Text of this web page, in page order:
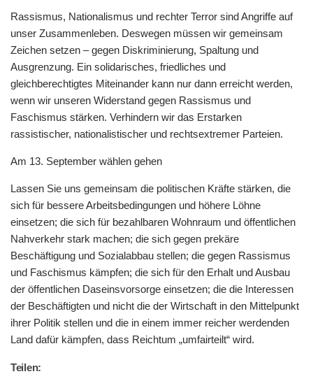
Rassismus, Nationalismus und rechter Terror sind Angriffe auf
unser Zusammenleben. Deswegen müssen wir gemeinsam
Zeichen setzen – gegen Diskriminierung, Spaltung und
Ausgrenzung. Ein solidarisches, friedliches und
gleichberechtigtes Miteinander kann nur dann erreicht werden,
wenn wir unseren Widerstand gegen Rassismus und
Faschismus stärken. Verhindern wir das Erstarken
rassistischer, nationalistischer und rechtsextremer Parteien.
Am 13. September wählen gehen
Lassen Sie uns gemeinsam die politischen Kräfte stärken, die
sich für bessere Arbeitsbedingungen und höhere Löhne
einsetzen; die sich für bezahlbaren Wohnraum und öffentlichen
Nahverkehr stark machen; die sich gegen prekäre
Beschäftigung und Sozialabbau stellen; die gegen Rassismus
und Faschismus kämpfen; die sich für den Erhalt und Ausbau
der öffentlichen Daseinsvorsorge einsetzen; die die Interessen
der Beschäftigten und nicht die der Wirtschaft in den Mittelpunkt
ihrer Politik stellen und die in einem immer reicher werdenden
Land dafür kämpfen, dass Reichtum „umfairteilt“ wird.
Teilen: